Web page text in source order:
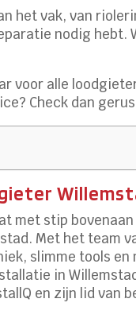
het vak, van
nodig hebt.
voor alle
Check dan
met stip
Met het team
slimme tools
in
en zijn lid van